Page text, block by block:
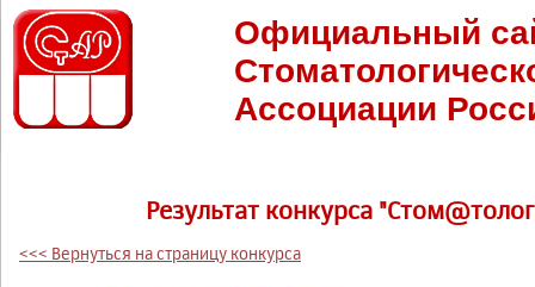
Официальный
Ассоциации
Результат конкурса
<<< Вернуться на страницу конкурса